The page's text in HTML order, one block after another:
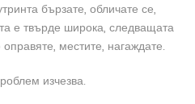
бързате, обличате се,
е твърде широка, следващата
местите, нагаждате.
изчезва.